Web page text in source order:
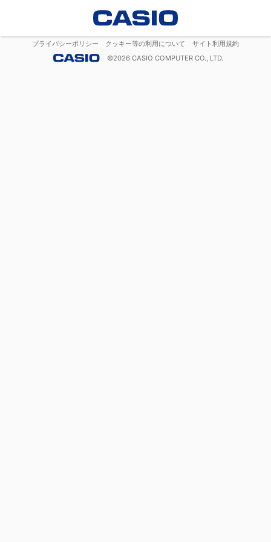
プライバシーポリシー クッキー等の利用について
サイト利用規約
©2026 CASIO COMPUTER CO., LTD.